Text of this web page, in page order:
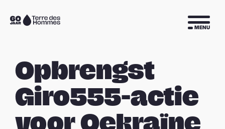
Sla navigatie over
Naar
MENU
Opbrengst
Giro555-actie
voor Oekraïne